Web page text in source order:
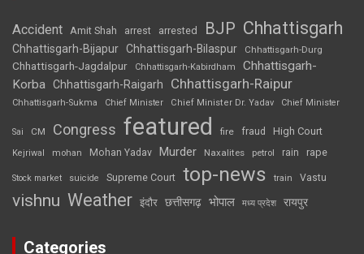
Accident Amit Shah arrest arrested BJP Chhattisgarh
Chhattisgarh-Bijapur Chhattisgarh-Bilaspur Chhattisgarh-Durg
Chhattisgarh-Jagdalpur Chhattisgarh-Kabirdham
Chhattisgarh-
Korba Chhattisgarh-Raigarh Chhattisgarh-Raipur
Chhattisgarh-Sukma Chief Minister Chief Minister Dr. Yadav Chief Minister
Sai CM Congress featured fire fraud High Court
Kejriwal mohan Mohan Yadav Murder Naxalites petrol rain rape
Stock market suicide Supreme Court top-news train Vastu
vishnu Weather इंदौर छत्तीसगढ़ भोपाल मध्य प्रदेश रायपुर
Categories